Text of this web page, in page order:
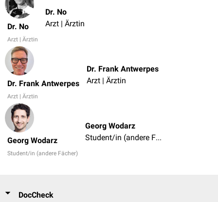
Dr. No
Arzt | Ärztin
Dr. No
Arzt | Ärztin
Dr. Frank Antwerpes
Arzt | Ärztin
Dr. Frank Antwerpes
Arzt | Ärztin
Georg Wodarz
Student/in (andere Fächer)
Georg Wodarz
Student/in (andere Fächer)
DocCheck